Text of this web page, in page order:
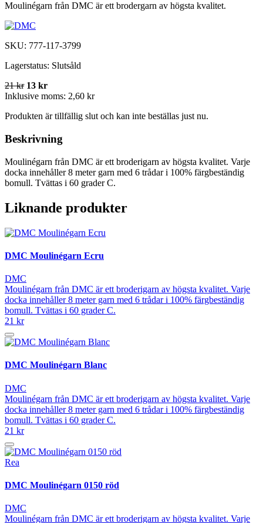
Moulinégarn från DMC är ett brodergarn av högsta kvalitet.
SKU: 777-117-3799
Lagerstatus: Slutsåld
21 kr 13 kr
Inklusive moms: 2,60 kr
Produkten är tillfällig slut och kan inte beställas just nu.
Beskrivning
Moulinégarn från DMC är ett broderigarn av högsta kvalitet. Varje
docka innehåller 8 meter garn med 6 trådar i 100% färgbeständig
bomull. Tvättas i 60 grader C.
Liknande produkter
DMC Moulinégarn Ecru
DMC
Moulinégarn från DMC är ett broderigarn av högsta kvalitet. Varje
docka innehåller 8 meter garn med 6 trådar i 100% färgbeständig
bomull. Tvättas i 60 grader C.
21 kr
DMC Moulinégarn Blanc
DMC
Moulinégarn från DMC är ett broderigarn av högsta kvalitet. Varje
docka innehåller 8 meter garn med 6 trådar i 100% färgbeständig
bomull. Tvättas i 60 grader C.
21 kr
Rea
DMC Moulinégarn 0150 röd
DMC
Moulinégarn från DMC är ett broderigarn av högsta kvalitet. Varje